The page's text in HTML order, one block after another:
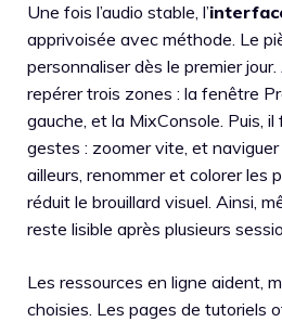
Une fois l’audio stable, l’
apprivoisée avec méthode. Le
personnaliser dès le premier
repérer trois zones : la fenêtre
gauche, et la MixConsole. Puis,
gestes : zoomer vite, et
ailleurs, renommer et colorer les
réduit le brouillard visuel. Ainsi,
reste lisible après plusieurs
Les ressources en ligne aident,
choisies. Les pages de tutoriels